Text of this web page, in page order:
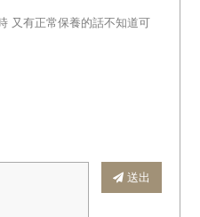
又有正常保養的話不知道可
送出